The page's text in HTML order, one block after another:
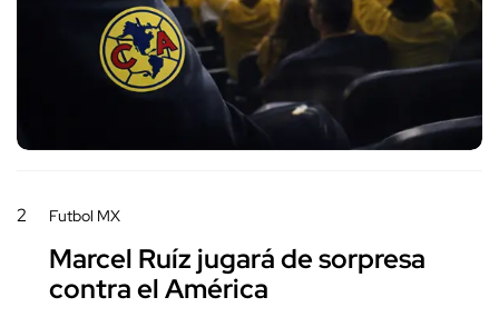
2 Futbol MX
Marcel Ruíz jugará de sorpresa
contra el América